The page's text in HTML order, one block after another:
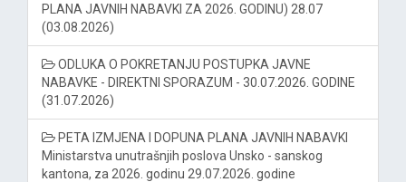
PLANA JAVNIH NABAVKI ZA 2026. GODINU) 28.07
(03.08.2026)
ODLUKA O POKRETANJU POSTUPKA JAVNE
NABAVKE - DIREKTNI SPORAZUM - 30.07.2026. GODINE
(31.07.2026)
PETA IZMJENA I DOPUNA PLANA JAVNIH NABAVKI
Ministarstva unutrašnjih poslova Unsko - sanskog
kantona, za 2026. godinu 29.07.2026. godine